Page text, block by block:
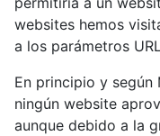
websites hemos
a los parámetros
En principio y según
ningún website
aunque debido a la